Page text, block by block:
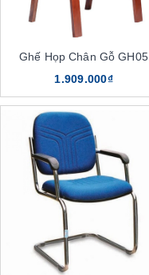
Ghế Họp Chân Gỗ GH05
1.909.000₫